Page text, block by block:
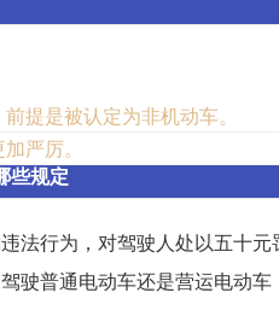
提是被认定为非机动车。
严厉。
些规定
法行为，对驾驶人处以五十
驶普通电动车还是营运电动车